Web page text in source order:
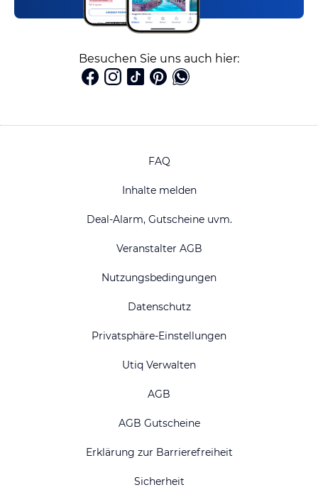
Besuchen Sie uns auch hier:
FAQ
Inhalte melden
Deal-Alarm, Gutscheine uvm.
Veranstalter AGB
Nutzungsbedingungen
Datenschutz
Privatsphäre-Einstellungen
Utiq Verwalten
AGB
AGB Gutscheine
Erklärung zur Barrierefreiheit
Sicherheit